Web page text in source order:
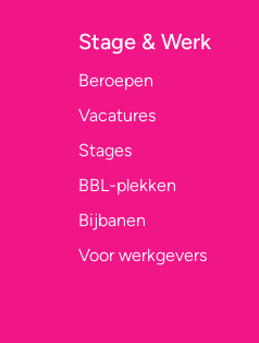
Stage & Werk
Beroepen
Vacatures
Stages
BBL-plekken
Bijbanen
Voor werkgevers